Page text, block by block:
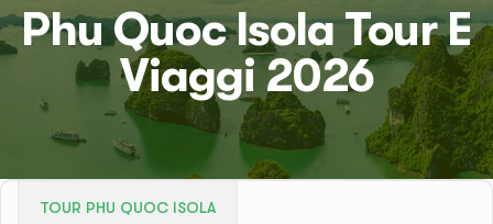
Phu Quoc Isola Tour E
Viaggi 2026
TOUR PHU QUOC ISOLA